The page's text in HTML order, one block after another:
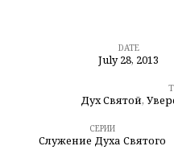
Святой
новая
DATE
July 28, 2013
Дух Святой,
СЕРИИ
Служение Духа Святого